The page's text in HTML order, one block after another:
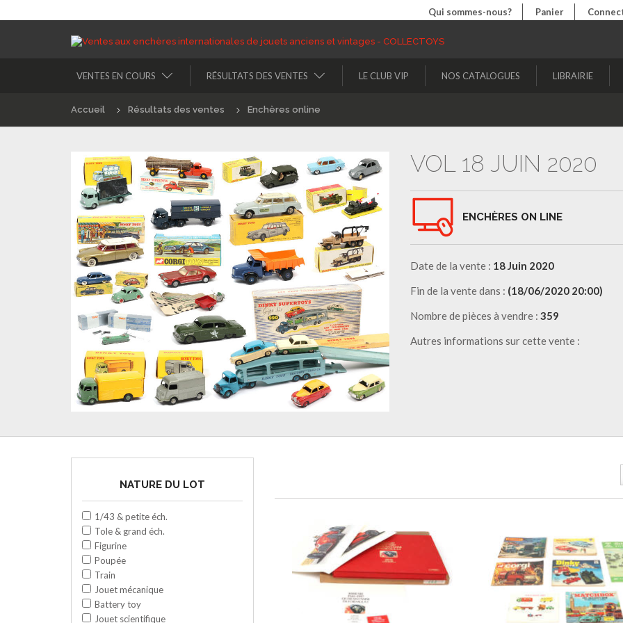
Qui sommes-nous? Panier
VENTES EN COURS RÉSULTATS DES VENTES LE CLUB VIP NOS CATALOGUES LIBRAIRIE
Accueil Résultats des ventes Enchères online
VOL 18 JUIN 2020
ENCHÈRES ON LINE
Date de la vente : 18 Juin 2020
Fin de la vente dans : (18/06/2020 20:00)
Nombre de pièces à vendre : 359
Autres informations sur cette vente :
NATURE DU LOT
1/43 & petite éch.
Tole & grand éch.
Figurine
Poupée
Train
Jouet mécanique
Battery toy
Jouet scientifique